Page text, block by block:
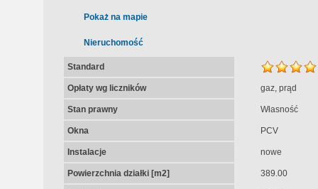
Pokaż na mapie
Nieruchomość
Standard
Opłaty wg liczników gaz, prąd
Stan prawny Własność
Okna PCV
Instalacje nowe
Powierzchnia działki [m2] 389.00